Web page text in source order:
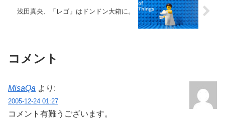
浅田真央、「レゴ」はドンドン大箱に。
コメント
MisaQa より:
2005-12-24 01:27
コメント有難うございます。